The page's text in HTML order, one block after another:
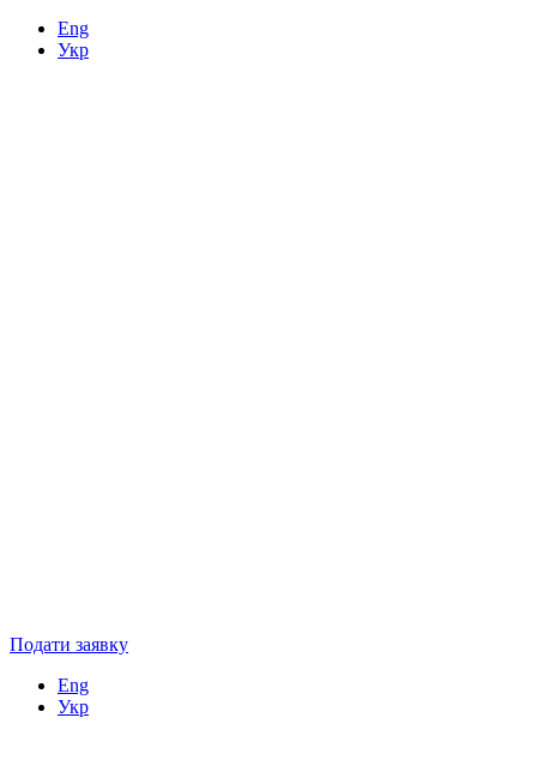
Eng
Укр
Подати заявку
Eng
Укр